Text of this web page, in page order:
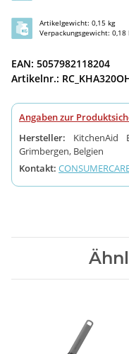
Artikelgewicht: 0,15 kg
Verpackungsgewicht: 0,18
EAN: 5057982118204
Artikelnr.:
Angaben zur
Hersteller: KitchenAid
Grimbergen, Belgien
Kontakt: